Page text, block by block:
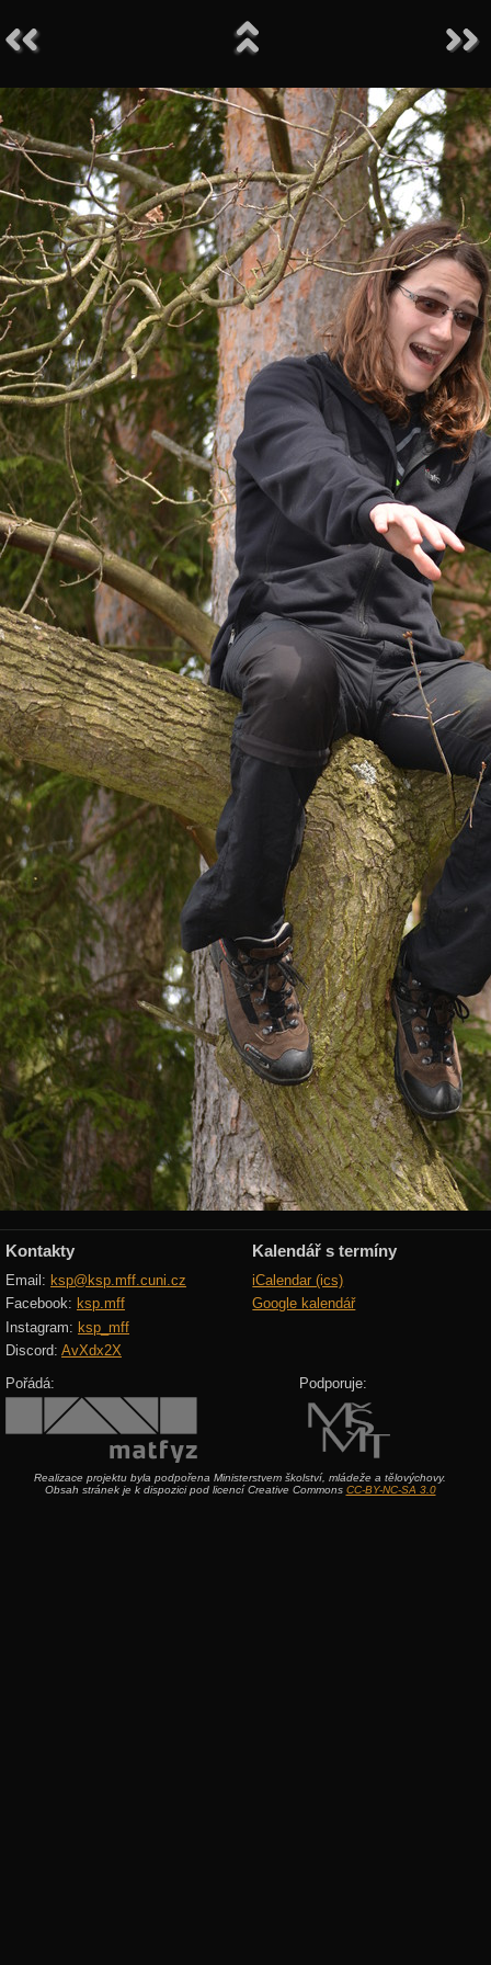
Kontakty
Email: ksp@ksp.mff.cuni.cz
Facebook: ksp.mff
Instagram: ksp_mff
Discord: AvXdx2X
Kalendář s termíny
iCalendar (ics)
Google kalendář
Pořádá: Podporuje:
Realizace projektu byla podpořena Ministerstvem školství, mládeže a tělovýchovy.
Obsah stránek je k dispozici pod licencí Creative Commons CC-BY-NC-SA 3.0